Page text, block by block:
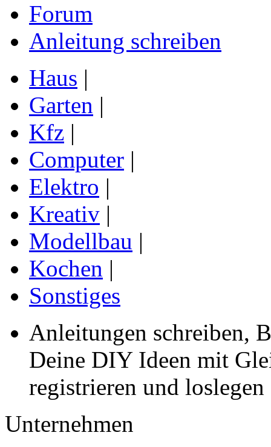
Forum
Anleitung schreiben
Haus |
Garten |
Kfz |
Computer |
Elektro |
Kreativ |
Modellbau |
Kochen |
Sonstiges
Anleitungen schreiben,
Deine DIY Ideen mit
registrieren und loslegen
Unternehmen